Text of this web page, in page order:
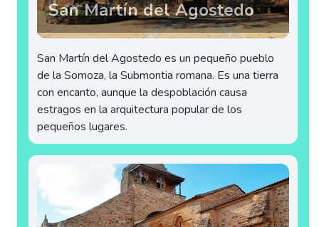
San Martín del Agostedo
San Martín del Agostedo es un pequeño pueblo
de la Somoza, la Submontia romana. Es una tierra
con encanto, aunque la despoblación causa
estragos en la arquitectura popular de los
pequeños lugares.